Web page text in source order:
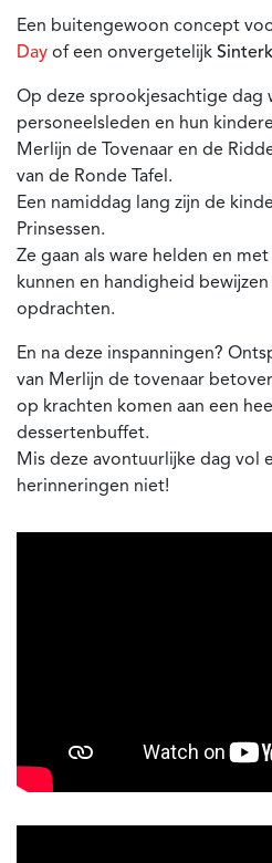
Een buitengewoon concept
Day of een onvergetelijk
Op deze sprookjesachtige dag
personeelsleden en hun
Merlijn de Tovenaar en de
van de Ronde Tafel.
Een namiddag lang zijn de
Prinsessen.
Ze gaan als ware helden en
kunnen en handigheid
opdrachten.
En na deze inspanningen?
van Merlijn de tovenaar
op krachten komen aan een
dessertenbuffet.
Mis deze avontuurlijke dag vol
herinneringen niet!